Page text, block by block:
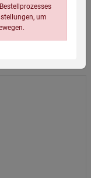
um
für die Gruppe